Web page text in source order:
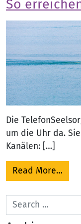
So
Die
um die Uhr da.
Kanälen: […]
Read More…
Search for: